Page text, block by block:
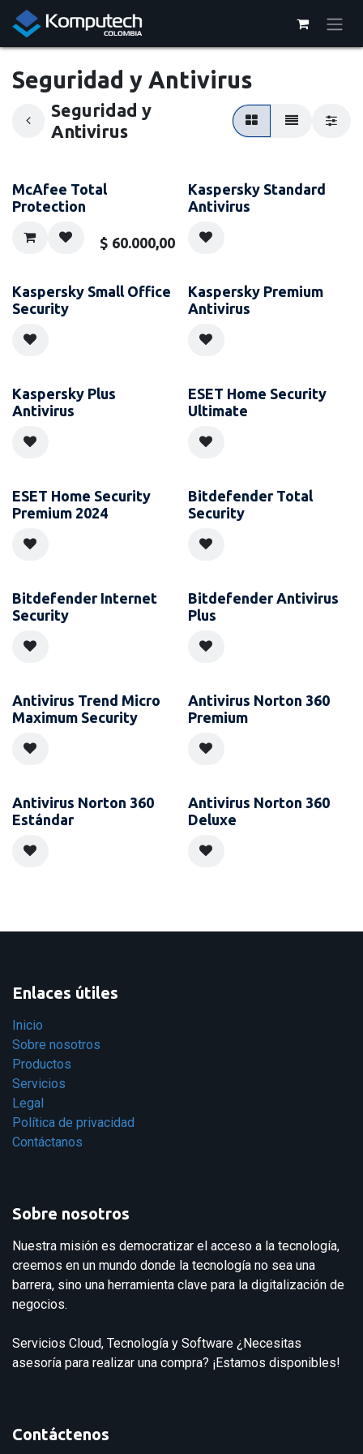
Ir al contenido
Seguridad y Antivirus
Seguridad y
Antivirus
McAfee Total
Protection
$ 60.000,00
Kaspersky Standard
Antivirus
Kaspersky Small Office
Security
Kaspersky Premium
Antivirus
Kaspersky Plus
Antivirus
ESET Home Security
Ultimate
ESET Home Security
Premium 2024
Bitdefender Total
Security
Bitdefender Internet
Security
Bitdefender Antivirus
Plus
Antivirus Trend Micro
Maximum Security
Antivirus Norton 360
Premium
Antivirus Norton 360
Estándar
Antivirus Norton 360
Deluxe
Enlaces útiles
Inicio
Sobre nosotros
Productos
Servicios
Legal
Política de privacidad
Contáctanos
Sobre nosotros
Nuestra misión es democratizar el acceso a la tecnología,
creemos en un mundo donde la tecnología no sea una
barrera, sino una herramienta clave para la digitalización de
negocios.
Servicios Cloud, Tecnología y Software ¿Necesitas
asesoría para realizar una compra? ¡Estamos disponibles!
Contáctenos